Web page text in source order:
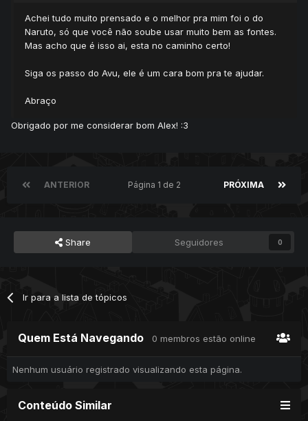
Achei tudo muito prensado e o melhor pra mim foi o do
Naruto, só que você não soube usar muito bem as fontes.
Mas acho que é isso ai, esta no caminho certo!
Siga os passo do Avu, ele é um cara bom pra te ajudar.
Abraço
Obrigado por me considerar bom Alex! :3
ANTERIOR PRÓXIMA
Página 1 de 2
Share Seguidores 0
Ir para a lista de tópicos
Quem Está Navegando 0 membros estão online
Nenhum usuário registrado visualizando esta página.
Conteúdo Similar